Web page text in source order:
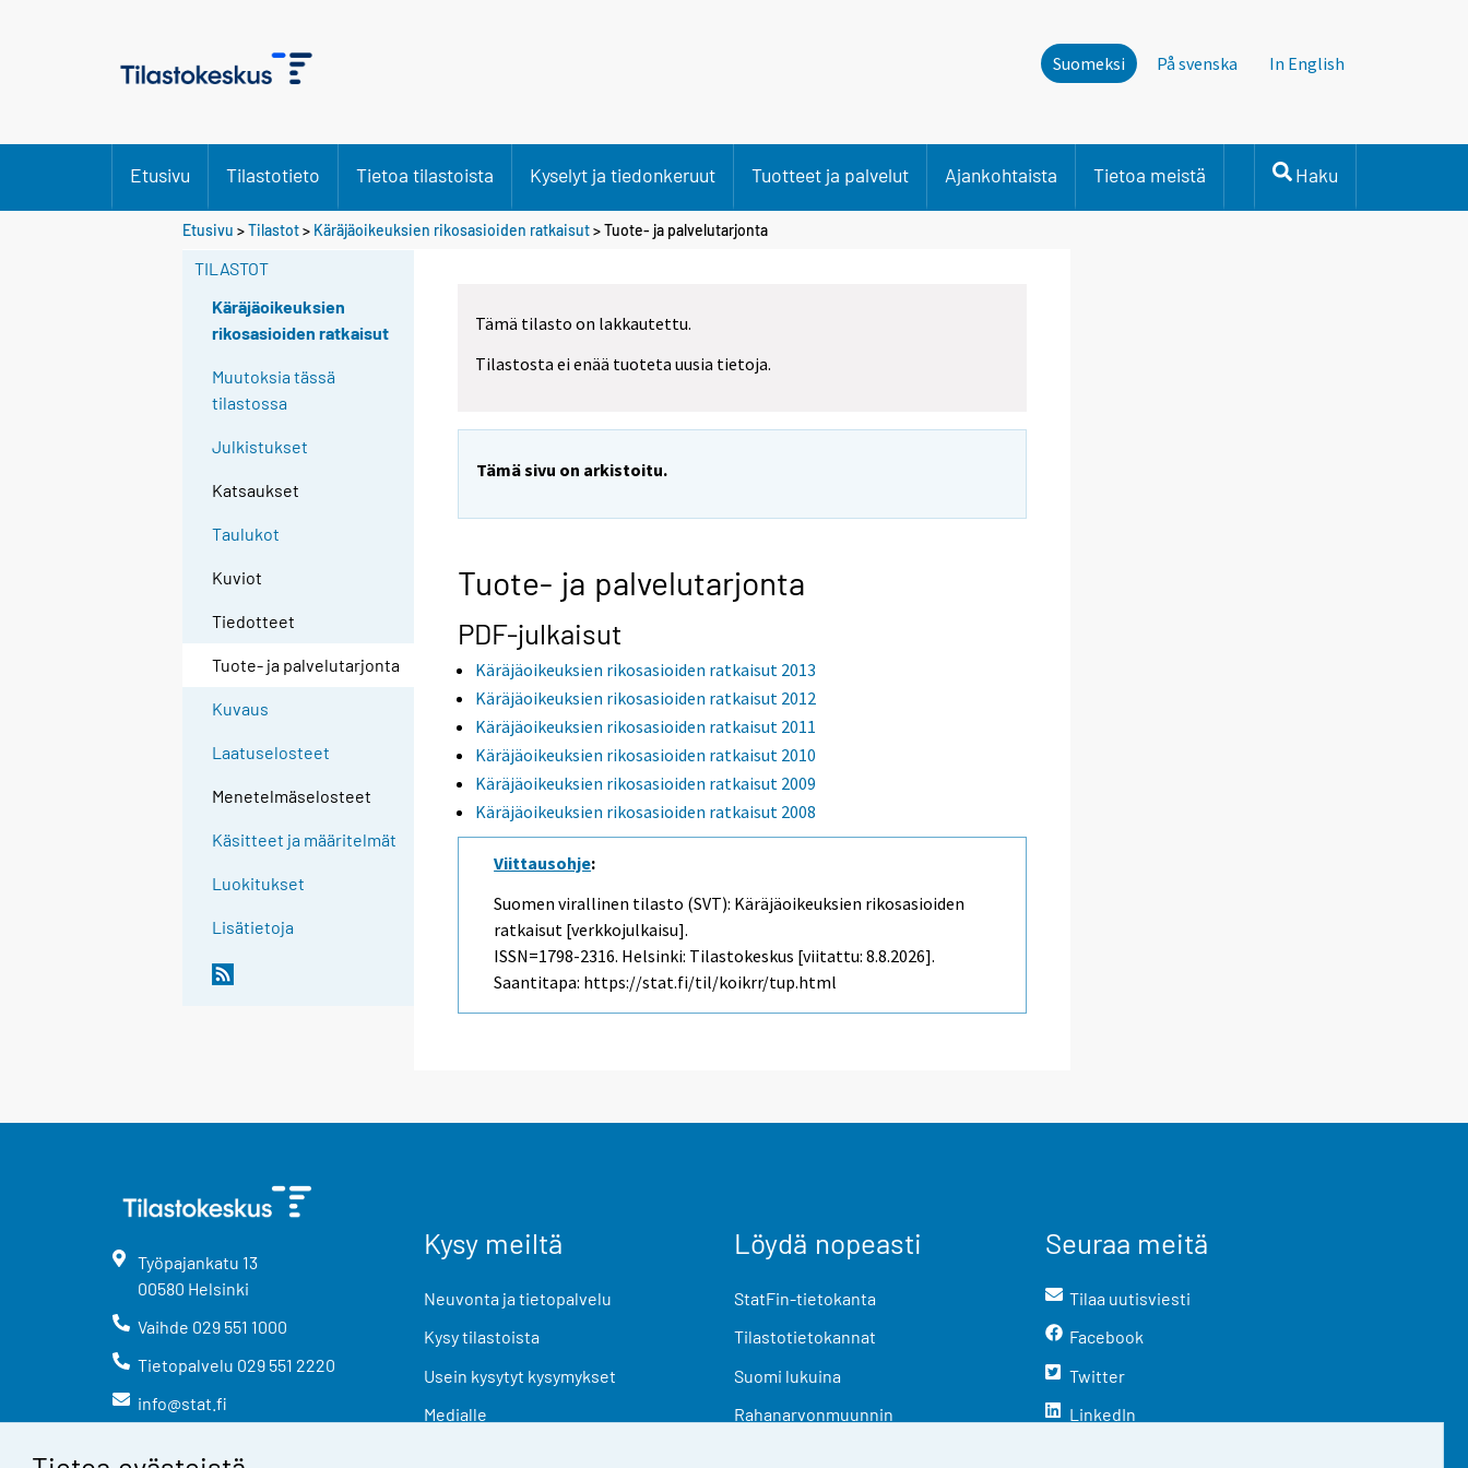
Suomeksi På svenska In English
Etusivu Tilastotieto Tietoa tilastoista Kyselyt ja tiedonkeruut Tuotteet ja palvelut Ajankohtaista Tietoa meistä Haku
Etusivu >Tilastot> Käräjäoikeuksien rikosasioiden ratkaisut> Tuote- ja palvelutarjonta
TILASTOT
Käräjäoikeuksien
rikosasioiden ratkaisut
Muutoksia tässä
tilastossa
Julkistukset
Katsaukset
Taulukot
Kuviot
Tiedotteet
Tuote- ja palvelutarjonta
Kuvaus
Laatuselosteet
Menetelmäselosteet
Käsitteet ja määritelmät
Luokitukset
Lisätietoja
Tämä tilasto on lakkautettu.
Tilastosta ei enää tuoteta uusia tietoja.
Tämä sivu on arkistoitu.
Tuote- ja palvelutarjonta
PDF-julkaisut
Käräjäoikeuksien rikosasioiden ratkaisut 2013
Käräjäoikeuksien rikosasioiden ratkaisut 2012
Käräjäoikeuksien rikosasioiden ratkaisut 2011
Käräjäoikeuksien rikosasioiden ratkaisut 2010
Käräjäoikeuksien rikosasioiden ratkaisut 2009
Käräjäoikeuksien rikosasioiden ratkaisut 2008
Viittausohje:
Suomen virallinen tilasto (SVT): Käräjäoikeuksien rikosasioiden
ratkaisut [verkkojulkaisu].
ISSN=1798-2316. Helsinki: Tilastokeskus [viitattu: 8.8.2026].
Saantitapa: https://stat.fi/til/koikrr/tup.html
Työpajankatu 13
00580 Helsinki
Vaihde 029 551 1000
Tietopalvelu 029 551 2220
info@stat.fi
Kysy meiltä
Neuvonta ja tietopalvelu
Kysy tilastoista
Usein kysytyt kysymykset
Medialle
Löydä nopeasti
StatFin-tietokanta
Tilastotietokannat
Suomi lukuina
Rahanarvonmuunnin
Seuraa meitä
Tilaa uutisviesti
Facebook
Twitter
LinkedIn